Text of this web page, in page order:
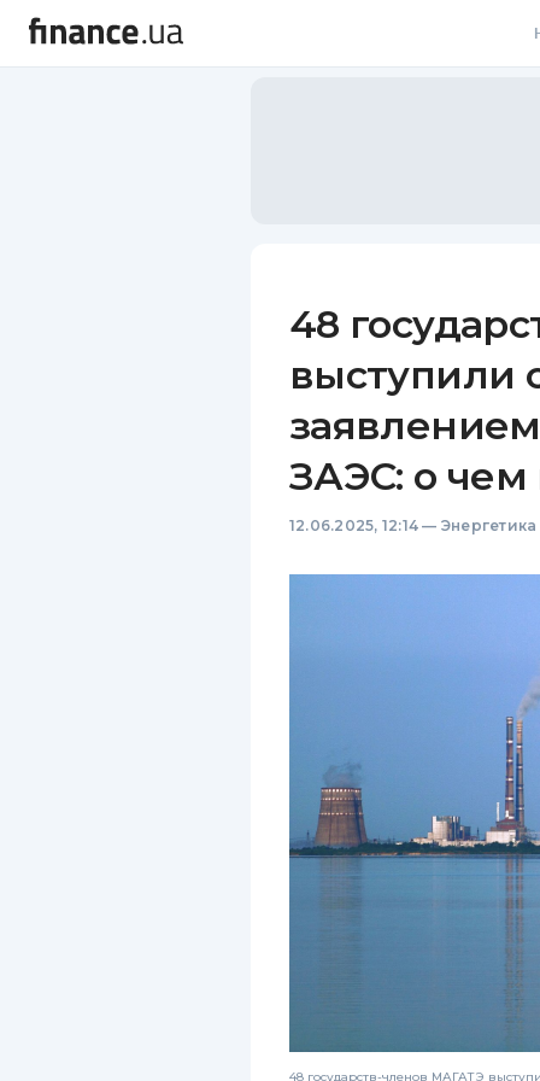
48
выступили
ЗАЭС: о чем
12.06.2025, 12:14 — Энергетика
48 государств-членов МАГАТЭ